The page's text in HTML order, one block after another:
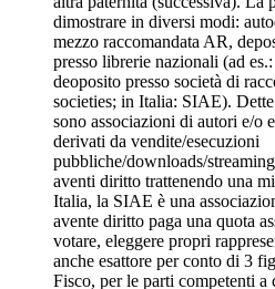
dimostrare in diversi modi:
mezzo raccomandata AR,
presso librerie nazionali (ad
deoposito presso società di
societies; in Italia: SIAE).
sono associazioni di autori e/o
derivati da vendite/esecuzioni
pubbliche/downloads/
aventi diritto trattenendo una
Italia, la SIAE è una
avente diritto paga una quota
votare, eleggere propri
anche esattore per conto di 3
Fisco, per le parti competenti